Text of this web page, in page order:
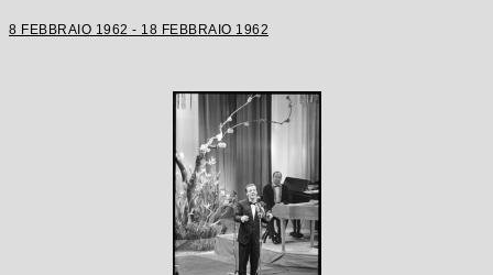
8 FEBBRAIO 1962 - 18 FEBBRAIO 1962